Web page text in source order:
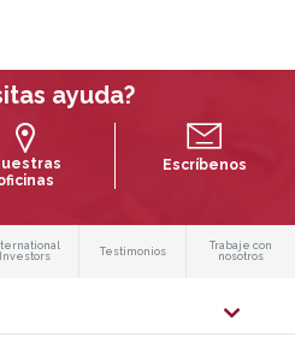
ayuda?
Escríbenos
Investors
Testimonios
Trabaje con
nosotros